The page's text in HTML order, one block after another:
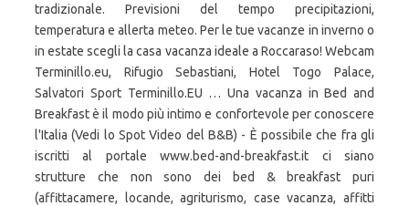
tradizionale. Previsioni del tempo precipitazioni,
temperatura e allerta meteo. Per le tue vacanze in inverno o
in estate scegli la casa vacanza ideale a Roccaraso! Webcam
Terminillo.eu, Rifugio Sebastiani, Hotel Togo Palace,
Salvatori Sport Terminillo.EU … Una vacanza in Bed and
Breakfast è il modo più intimo e confortevole per conoscere
l'Italia (Vedi lo Spot Video del B&B) - È possibile che fra gli
iscritti al portale www.bed-and-breakfast.it ci siano
strutture che non sono dei bed & breakfast puri
(affittacamere, locande, agriturismo, case vacanza, affitti